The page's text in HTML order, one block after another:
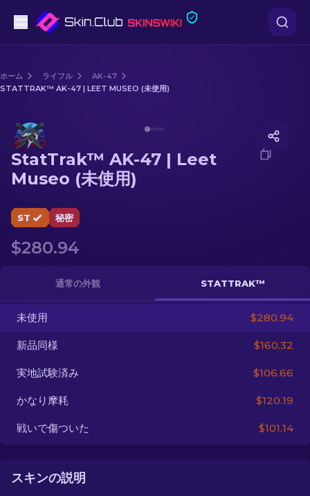
中級
ライフル
スナイパーライフル
グローブ
JA
ホーム ライフル
AK-47
STATTRAK™ AK-47 | LEET MUSEO (未使用)
StatTrak™ AK-47 | Leet
Museo (未使用)
ST 秘密
$280.94
通常の外観 STATTRAK™
未使用 $280.94
新品同様 $160.32
実地試験済み $106.66
かなり摩耗 $120.19
戦いで傷ついた $101.14
スキンの説明